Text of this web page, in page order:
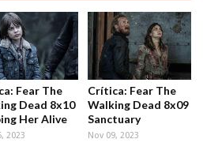
Fear The
Dead 8x10
Her Alive
2023
Crítica: Fear The
Walking Dead 8x09
Sanctuary
Nov 09, 2023